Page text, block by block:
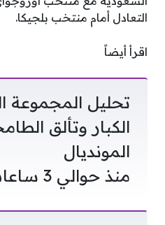
التعادل أمام منتخب بلجيكا.
اقرأ أيضاً
تحليل المجموعة
الكبار وتألق
المونديال
منذ حوالي 3 ساعات